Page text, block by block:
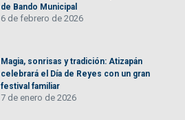
de Bando Municipal
6 de febrero de 2026
Magia, sonrisas y tradición: Atizapán
celebrará el Día de Reyes con un gran
festival familiar
7 de enero de 2026